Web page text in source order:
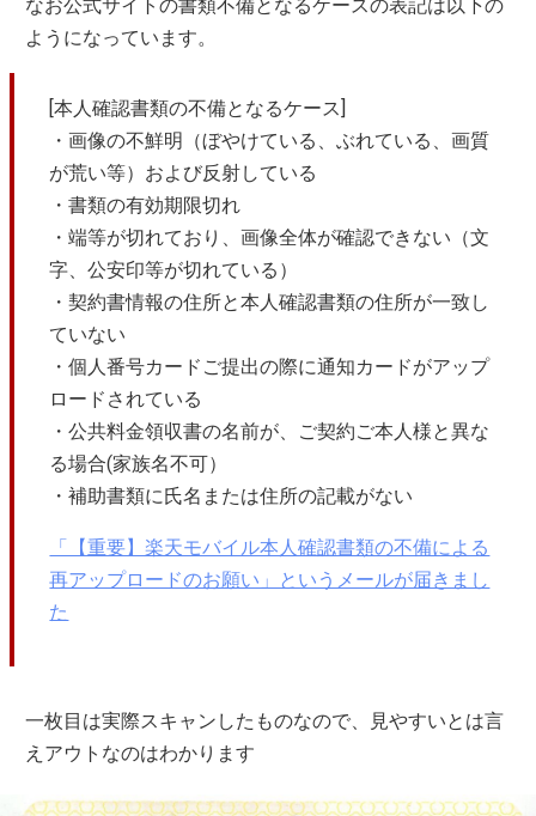
なお公式サイトの書類不備となるケースの表記は以下の
ようになっています。
[本人確認書類の不備となるケース]
・画像の不鮮明（ぼやけている、ぶれている、画質
が荒い等）および反射している
・書類の有効期限切れ
・端等が切れており、画像全体が確認できない（文
字、公安印等が切れている）
・契約書情報の住所と本人確認書類の住所が一致し
ていない
・個人番号カードご提出の際に通知カードがアップ
ロードされている
・公共料金領収書の名前が、ご契約ご本人様と異な
る場合(家族名不可）
・補助書類に氏名または住所の記載がない
「【重要】楽天モバイル本人確認書類の不備による
再アップロードのお願い」というメールが届きまし
た
一枚目は実際スキャンしたものなので、見やすいとは言
えアウトなのはわかります